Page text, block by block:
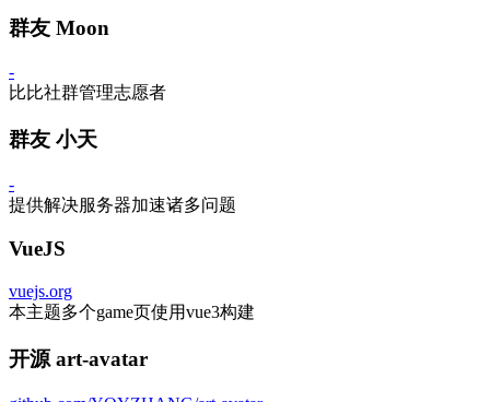
群友 Moon
-
比比社群管理志愿者
群友 小天
-
提供解决服务器加速诸多问题
VueJS
vuejs.org
本主题多个game页使用vue3构建
开源 art-avatar